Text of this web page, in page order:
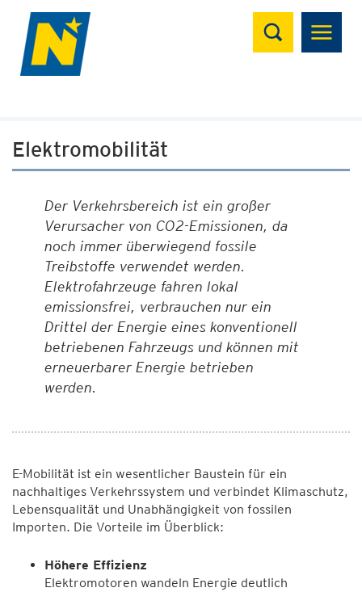
Suchen
Elektromobilität
Der Verkehrsbereich ist ein großer
Verursacher von CO2-Emissionen, da
noch immer überwiegend fossile
Treibstoffe verwendet werden.
Elektrofahrzeuge fahren lokal
emissionsfrei, verbrauchen nur ein
Drittel der Energie eines konventionell
betriebenen Fahrzeugs und können mit
erneuerbarer Energie betrieben
werden.
E-Mobilität ist ein wesentlicher Baustein für ein
nachhaltiges Verkehrssystem und verbindet Klimaschutz,
Lebensqualität und Unabhängigkeit von fossilen
Importen. Die Vorteile im Überblick:
Höhere Effizienz
Elektromotoren wandeln Energie deutlich